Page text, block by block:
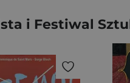
i Festiwal